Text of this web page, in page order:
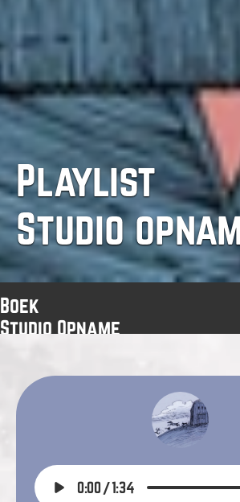
Playlist
Studio
Boek
Studio Opname
0:00/1:34